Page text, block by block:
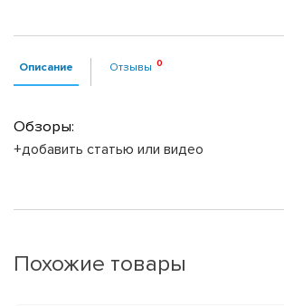
Описание Отзывы
Обзоры:
+добавить статью или видео
Похожие товары